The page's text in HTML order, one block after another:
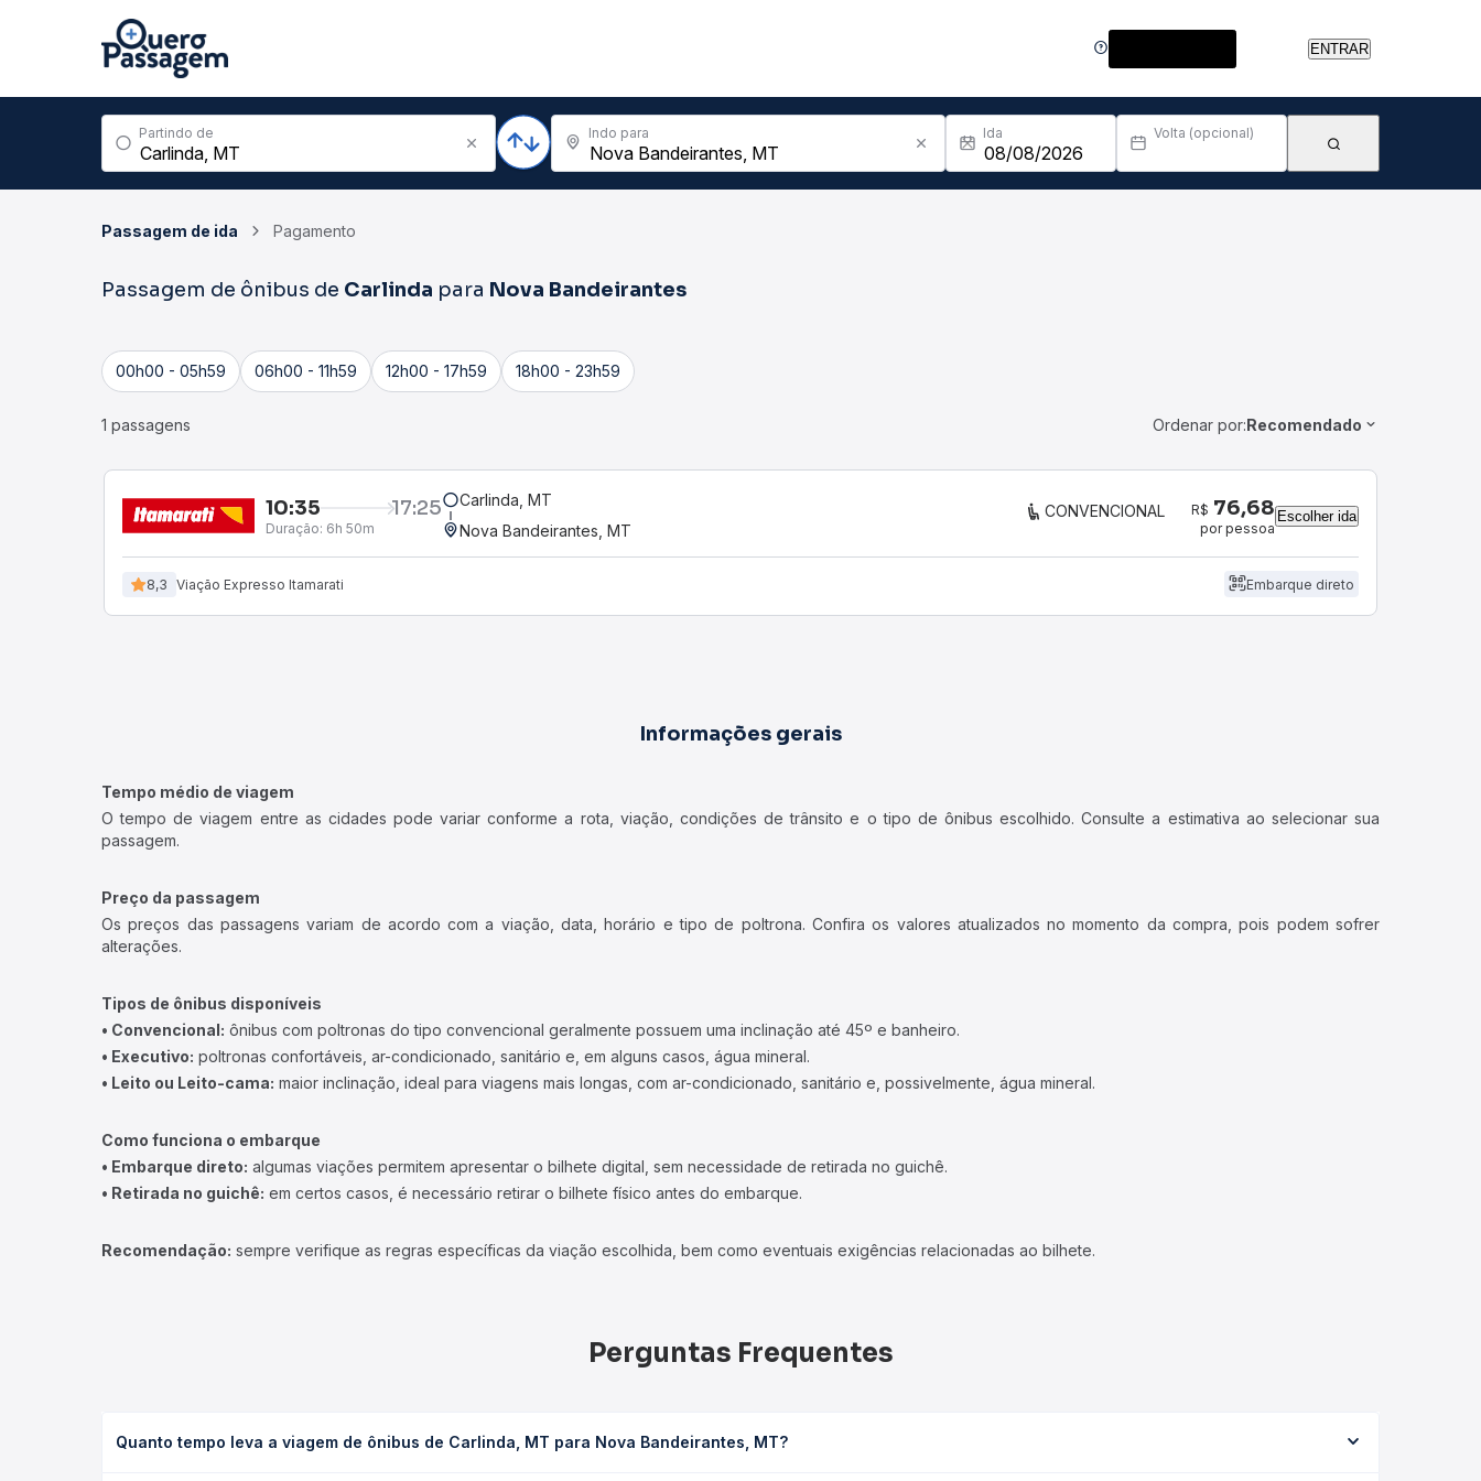
ENTRAR
Partindo de Indo para Ida Volta (opcional)
Passagem de ida Pagamento
Passagem de ônibus de Carlinda para Nova Bandeirantes
00h00 - 05h59 06h00 - 11h59 12h00 - 17h59 18h00 - 23h59
1 passagens Ordenar por:Recomendado
10:35 17:25
Duração: 6h 50m
Carlinda, MT
Nova Bandeirantes, MT
CONVENCIONAL R$ 76,68
por pessoa
Escolher ida
8,3 Viação Expresso Itamarati Embarque direto
Informações gerais
Tempo médio de viagem
O tempo de viagem entre as cidades pode variar conforme a rota, viação, condições de trânsito e o tipo de ônibus escolhido. Consulte a estimativa ao selecionar sua
passagem.
Preço da passagem
Os preços das passagens variam de acordo com a viação, data, horário e tipo de poltrona. Confira os valores atualizados no momento da compra, pois podem sofrer
alterações.
Tipos de ônibus disponíveis
• Convencional: ônibus com poltronas do tipo convencional geralmente possuem uma inclinação até 45º e banheiro.
• Executivo: poltronas confortáveis, ar-condicionado, sanitário e, em alguns casos, água mineral.
• Leito ou Leito-cama: maior inclinação, ideal para viagens mais longas, com ar-condicionado, sanitário e, possivelmente, água mineral.
Como funciona o embarque
• Embarque direto: algumas viações permitem apresentar o bilhete digital, sem necessidade de retirada no guichê.
• Retirada no guichê: em certos casos, é necessário retirar o bilhete físico antes do embarque.
Recomendação: sempre verifique as regras específicas da viação escolhida, bem como eventuais exigências relacionadas ao bilhete.
Perguntas Frequentes
Quanto tempo leva a viagem de ônibus de Carlinda, MT para Nova Bandeirantes, MT?